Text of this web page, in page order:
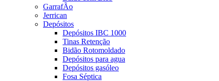
GarrafÃo
Jerrican
Depósitos
Depósitos IBC 1000
Tinas Retenção
Bidão Rotomoldado
Depósitos para agua
Depósitos gasóleo
Fosa Séptica